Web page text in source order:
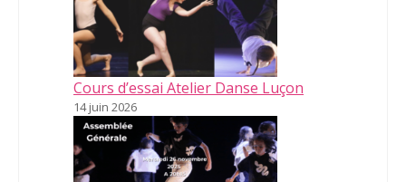
Cours d’essai Atelier Danse Luçon
14 juin 2026